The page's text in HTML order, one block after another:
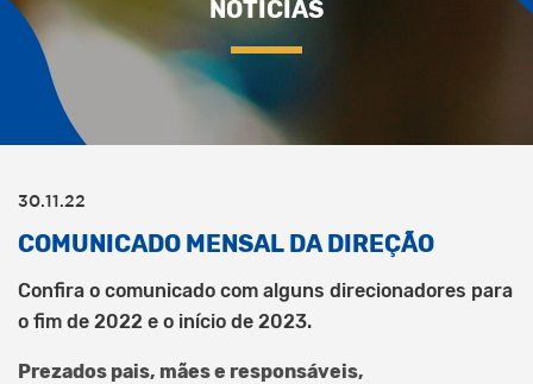
NOTÍCIAS
30.11.22
COMUNICADO MENSAL DA DIREÇÃO
Confira o comunicado com alguns direcionadores para
o fim de 2022 e o início de 2023.
Prezados pais, mães e responsáveis,